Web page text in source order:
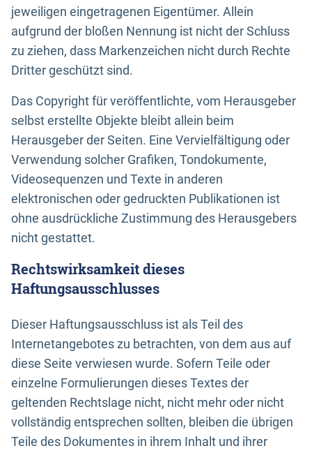
jeweiligen eingetragenen Eigentümer. Allein
aufgrund der bloßen Nennung ist nicht der Schluss
zu ziehen, dass Markenzeichen nicht durch Rechte
Dritter geschützt sind.
Das Copyright für veröffentlichte, vom Herausgeber
selbst erstellte Objekte bleibt allein beim
Herausgeber der Seiten. Eine Vervielfältigung oder
Verwendung solcher Grafiken, Tondokumente,
Videosequenzen und Texte in anderen
elektronischen oder gedruckten Publikationen ist
ohne ausdrückliche Zustimmung des Herausgebers
nicht gestattet.
Rechtswirksamkeit dieses
Haftungsausschlusses
Dieser Haftungsausschluss ist als Teil des
Internetangebotes zu betrachten, von dem aus auf
diese Seite verwiesen wurde. Sofern Teile oder
einzelne Formulierungen dieses Textes der
geltenden Rechtslage nicht, nicht mehr oder nicht
vollständig entsprechen sollten, bleiben die übrigen
Teile des Dokumentes in ihrem Inhalt und ihrer